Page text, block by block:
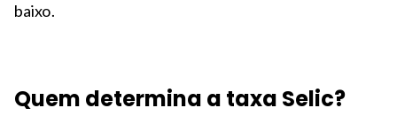
baixo.
Quem determina a taxa Selic?